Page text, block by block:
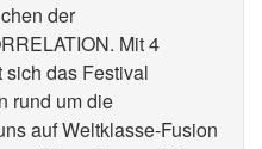
der
Mit 4
das Festival
rund um die
auf Weltklasse-Fusion